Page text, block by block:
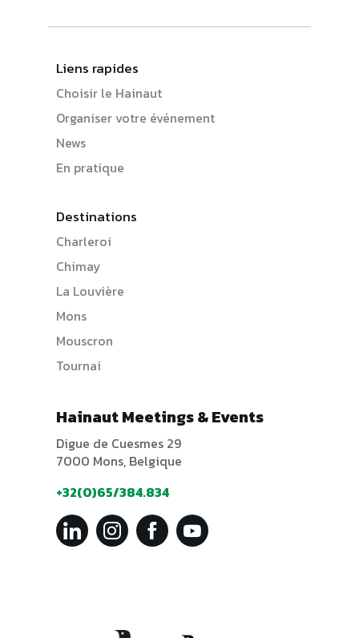
Liens rapides
Choisir le Hainaut
Organiser votre événement
News
En pratique
Destinations
Charleroi
Chimay
La Louvière
Mons
Mouscron
Tournai
Hainaut Meetings & Events
Digue de Cuesmes 29
7000 Mons, Belgique
+32(0)65/384.834